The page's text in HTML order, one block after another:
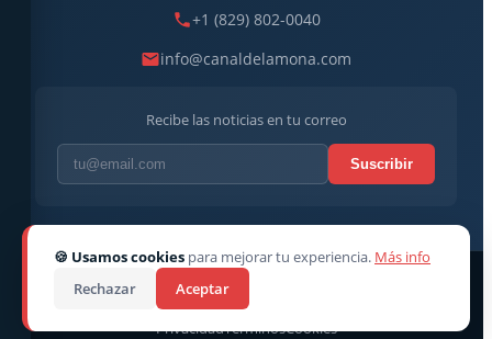
+1 (829) 802-0040
info@canaldelamona.com
Recibe las noticias en tu correo
Suscribir
© 2026CanaldelaMona. Todos los derechos reservados. ·
Director CEO: Robert Linarez
PrivacidadTérminosCookies
🍪 Usamos cookies para mejorar tu experiencia. Más info
Rechazar
Aceptar